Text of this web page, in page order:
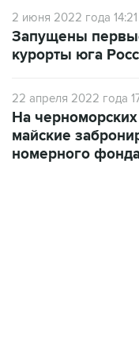
2 июня 2022 года 14:21
Запущены
курорты юга
22 апреля 2022 года
На
майские
номерного